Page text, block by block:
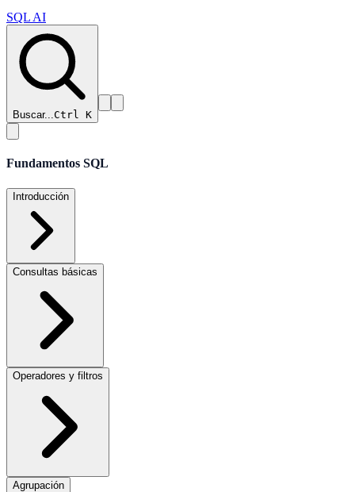
SQL AI
Buscar...Ctrl K
Fundamentos SQL
Introducción
Consultas básicas
Operadores y filtros
Agrupación